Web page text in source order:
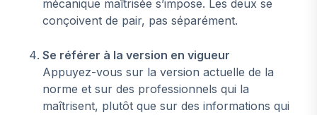
mécanique maîtrisée s’impose. Les deux se
conçoivent de pair, pas séparément.
Se référer à la version en vigueur
Appuyez-vous sur la version actuelle de la
norme et sur des professionnels qui la
maîtrisent, plutôt que sur des informations qui